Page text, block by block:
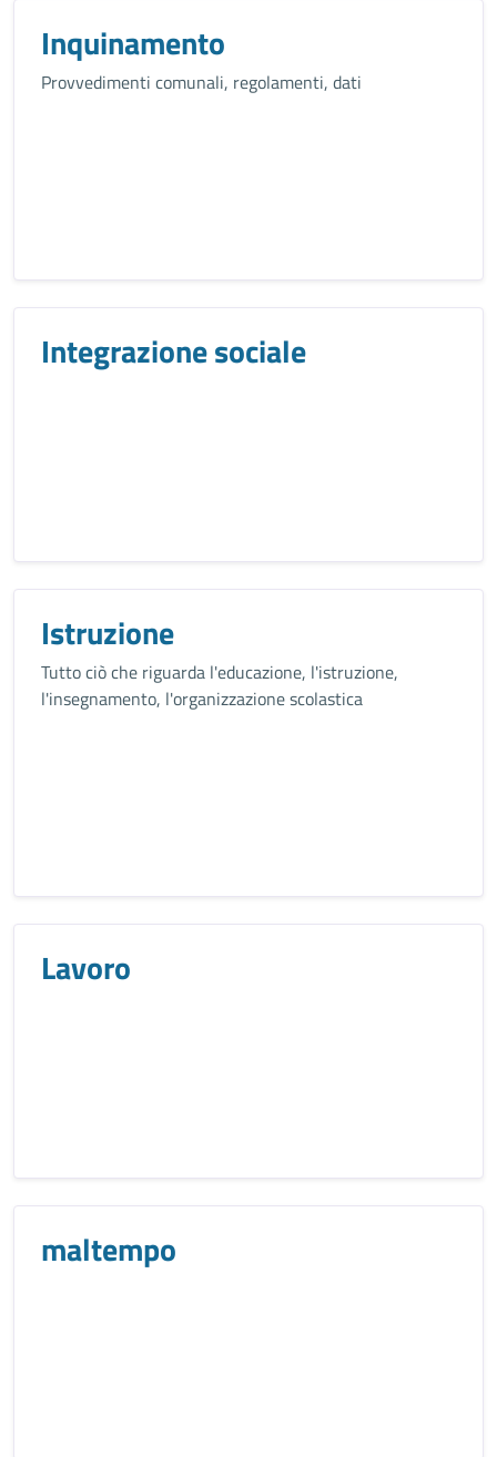
Inquinamento
Provvedimenti comunali, regolamenti, dati
Integrazione sociale
Istruzione
Tutto ciò che riguarda l'educazione, l'istruzione,
l'insegnamento, l'organizzazione scolastica
Lavoro
maltempo